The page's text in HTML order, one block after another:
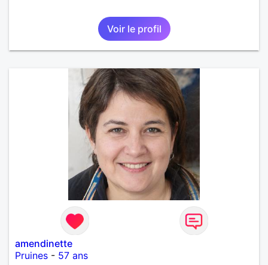
Voir le profil
amendinette
Pruines - 57 ans